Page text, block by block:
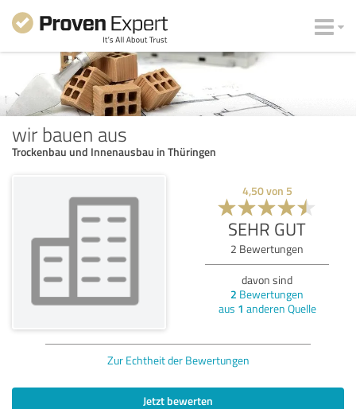
wir bauen aus
Trockenbau und Innenausbau in Thüringen
4,50von 5
SEHR GUT
2 Bewertungen
davon sind
2 Bewertungen
aus 1 anderen Quelle
Zur Echtheit der Bewertungen
Jetzt bewerten